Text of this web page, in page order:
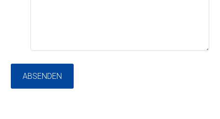
ABSENDEN